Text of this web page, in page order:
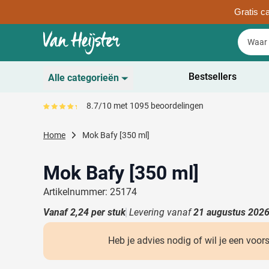
Gratis
Ga naar de inhoud Zoek
Zoek
Alle categorieën
Duurzaam
Toon submenu voor
Kantoorartikelen
Toon submenu voor
Tassen
Toon submenu voor
Toon submenu voor
Bestsellers
Gemiddeld reviewpercentage is 87
8.7/10 met 1095 beoordelingen
Home Mok Bafy [350 ml]
Mok Bafy [350 ml]
Artikelnummer: 25174
Vanaf2,24 per stuk Levering vanaf21 augustus 2026
Heb je advies nodig of wil je een